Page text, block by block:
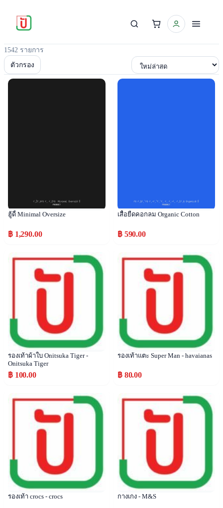
1542 รายการ
ตัวกรอง เรียงตาม
ฮู้ดี้ Minimal Oversize
฿ 1,290.00
เสื้อยืดคอกลม Organic Cotton
฿ 590.00
Popular
รองเท้าผ้าใบ Onitsuka Tiger -
Onitsuka Tiger
฿ 100.00
Popular
รองเท้าแตะ Super Man - havaianas
฿ 80.00
Popular
รองเท้า crocs - crocs
Popular
กางเกง - M&S